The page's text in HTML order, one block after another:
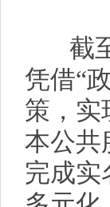
截至
凭借“
策，实
本公共
完成实